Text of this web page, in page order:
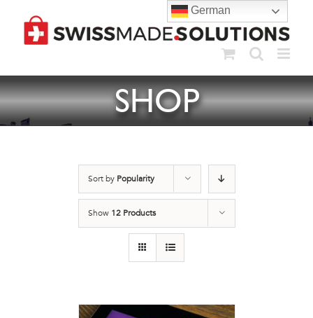
content
SHOP
Sort by Popularity
Show 12 Products
German